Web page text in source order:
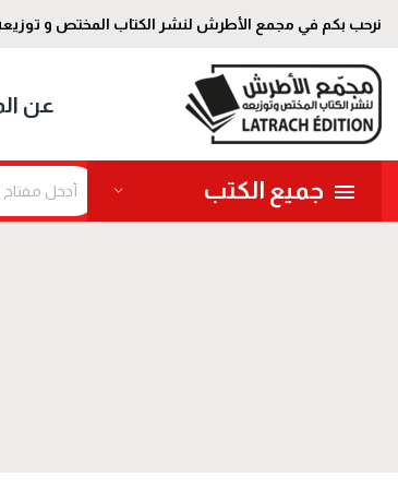
نرحب بكم في مجمع الأطرش لنشر الكتاب المختص و
عن
جميع الكتب